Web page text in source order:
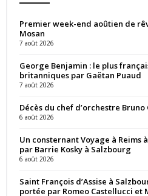
Premier week-end aoûtien de
Mosan
7 août 2026
George Benjamin : le plus
britanniques par Gaëtan Puaud
7 août 2026
Décès du chef d’orchestre Bruno
6 août 2026
Un consternant Voyage à Reims
par Barrie Kosky à Salzbourg
6 août 2026
Saint François d’Assise à
portée par Romeo Castellucci et